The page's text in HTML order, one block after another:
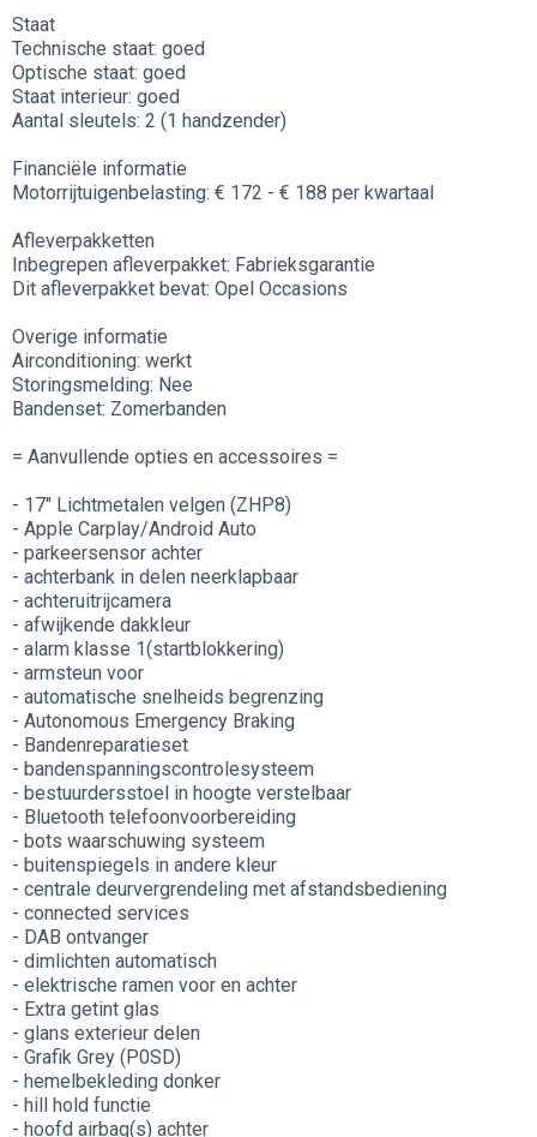
Staat
Technische staat: goed
Optische staat: goed
Staat interieur: goed
Aantal sleutels: 2 (1 handzender)
Financiële informatie
Motorrijtuigenbelasting: € 172 - € 188 per kwartaal
Afleverpakketten
Inbegrepen afleverpakket: Fabrieksgarantie
Dit afleverpakket bevat: Opel Occasions
Overige informatie
Airconditioning: werkt
Storingsmelding: Nee
Bandenset: Zomerbanden
= Aanvullende opties en accessoires =
- 17" Lichtmetalen velgen (ZHP8)
- Apple Carplay/Android Auto
- parkeersensor achter
- achterbank in delen neerklapbaar
- achteruitrijcamera
- afwijkende dakkleur
- alarm klasse 1(startblokkering)
- armsteun voor
- automatische snelheids begrenzing
- Autonomous Emergency Braking
- Bandenreparatieset
- bandenspanningscontrolesysteem
- bestuurdersstoel in hoogte verstelbaar
- Bluetooth telefoonvoorbereiding
- bots waarschuwing systeem
- buitenspiegels in andere kleur
- centrale deurvergrendeling met afstandsbediening
- connected services
- DAB ontvanger
- dimlichten automatisch
- elektrische ramen voor en achter
- Extra getint glas
- glans exterieur delen
- Grafik Grey (P0SD)
- hemelbekleding donker
- hill hold functie
- hoofd airbag(s) achter